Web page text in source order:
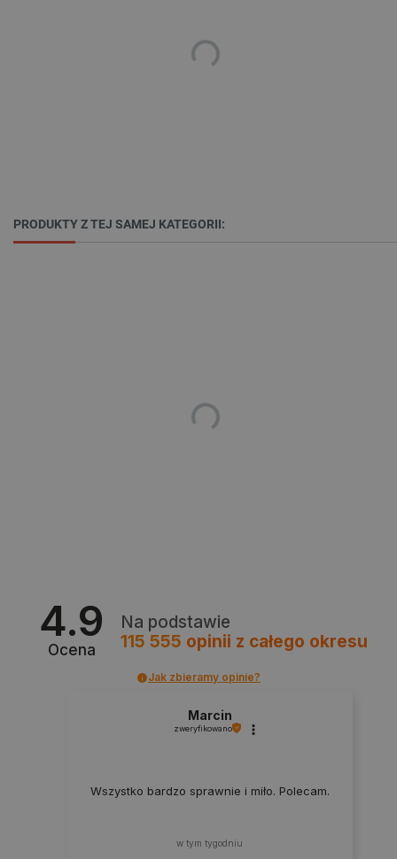
PRODUKTY Z TEJ SAMEJ KATEGORII:
4.9
Ocena
Na podstawie
115 555 opinii z całego okresu
Jak zbieramy opinie?
Marcin
zweryfikowano
Wszystko bardzo sprawnie i miło. Polecam.
w tym tygodniu
prawidłowo korzystać ze strony internetowej.